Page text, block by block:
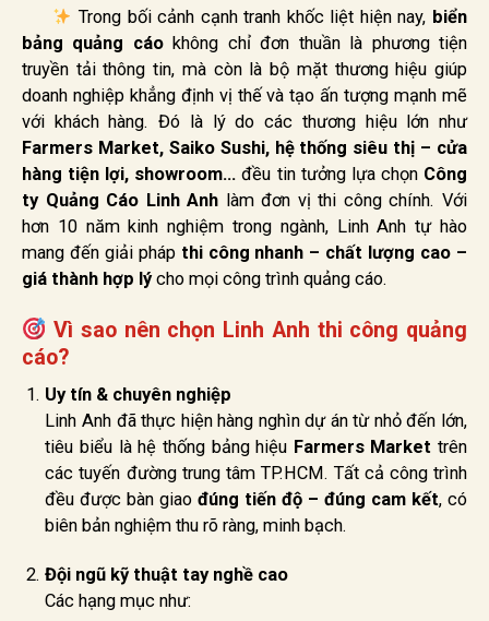
Trong bối cảnh cạnh tranh khốc liệt hiện nay, biển
bảng quảng cáokhông chỉ đơn thuần là phương tiện
truyền tải thông tin, mà còn là bộ mặt thương hiệu giúp
doanh nghiệp khẳng định vị thế và tạo ấn tượng mạnh mẽ
với khách hàng. Đó là lý do các thương hiệu lớn như
Farmers Market, Saiko Sushi, hệ thống siêu thị – cửa
hàng tiện lợi, showroom… đều tin tưởng lựa chọn Công
ty Quảng Cáo Linh Anh làm đơn vị thi công chính. Với
hơn 10 năm kinh nghiệm trong ngành, Linh Anh tự hào
mang đến giải pháp thi công nhanh – chất lượng cao –
giá thành hợp lýcho mọi công trình quảng cáo.
Vì sao nên chọn Linh Anh thi công quảng
cáo?
Uy tín & chuyên nghiệp
Linh Anh đã thực hiện hàng nghìn dự án từ nhỏ đến lớn,
tiêu biểu là hệ thống bảng hiệu Farmers Market trên
các tuyến đường trung tâm TP.HCM. Tất cả công trình
đều được bàn giaođúng tiến độ – đúng cam kết, có
biên bản nghiệm thu rõ ràng, minh bạch.
Đội ngũ kỹ thuật tay nghề cao
Các hạng mục như: